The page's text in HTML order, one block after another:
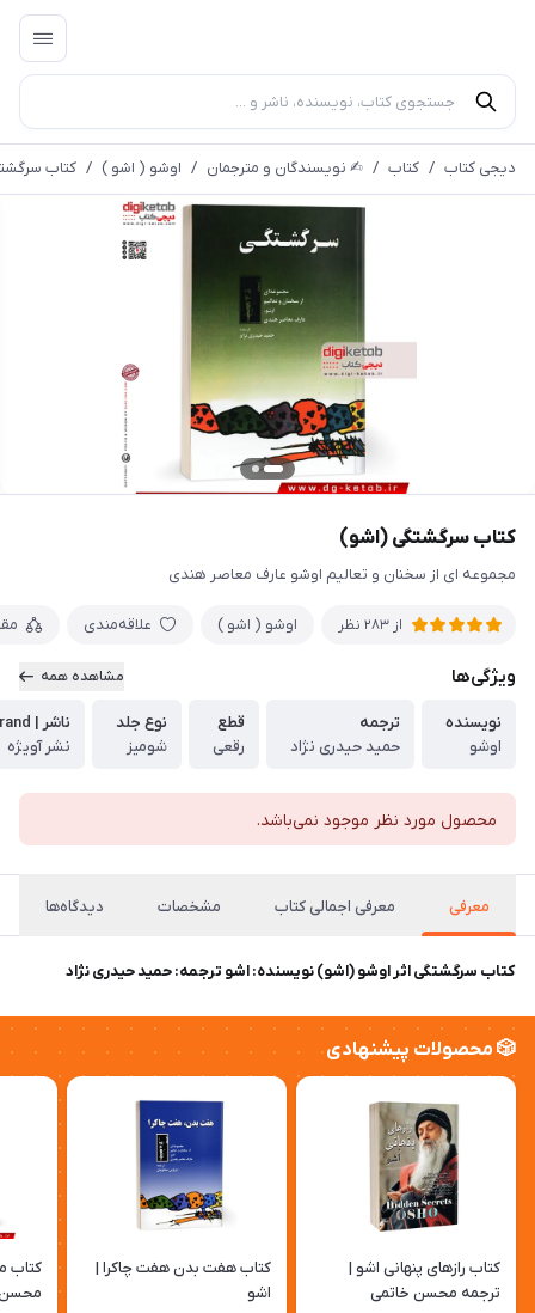
دیجی کتاب / کتاب / ✍︎ نویسندگان و مترجمان / اوشو ( اشو ) / کتاب
کتاب سرگشتگی (اشو)
مجموعه ای از سخنان و تعالیم اوشو عارف معاصر هندی
از283 نظر اوشو ( اشو ) علاقه‌مندی
ویژگی‌ها مشاهده همه
نویسنده
اوشو
ترجمه
حمید حیدری نژاد
قطع
رقعی
نوع جلد
شومیز
ناشر | Publisher, Brand
نشر آویژه
محصول مورد نظر موجود نمی‌باشد.
معرفی معرفی اجمالی کتاب مشخصات دیدگاه‌ها
کتاب سرگشتگی اثر اوشو (اشو) نویسنده: اشو ترجمه: حمید حیدری نژاد
🎲 محصولات پیشنهادی
کتاب رازهای پنهانی اشو |
ترجمه محسن خاتمی
کتاب هفت بدن هفت چاکرا |
اشو
کتاب
محسن